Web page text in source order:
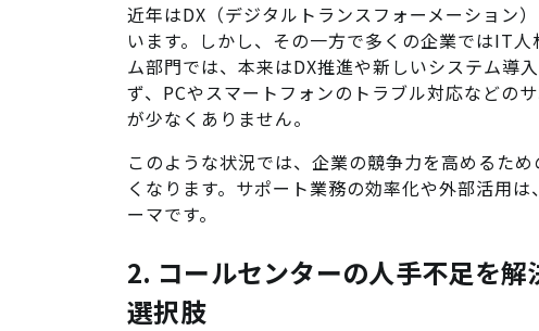
近年はDX（デジタルトランスフォーメーション
います。しかし、その一方で多くの企業ではIT
ム部門では、本来はDX推進や新しいシステム導
ず、PCやスマートフォンのトラブル対応などの
が少なくありません。
このような状況では、企業の競争力を高めるた
くなります。サポート業務の効率化や外部活用
ーマです。
2. コールセンターの人手不足を
選択肢